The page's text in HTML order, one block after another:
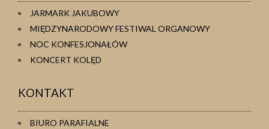
JARMARK JAKUBOWY
MIĘDZYNARODOWY FESTIWAL ORGANOWY
NOC KONFESJONAŁÓW
KONCERT KOLĘD
KONTAKT
BIURO PARAFIALNE